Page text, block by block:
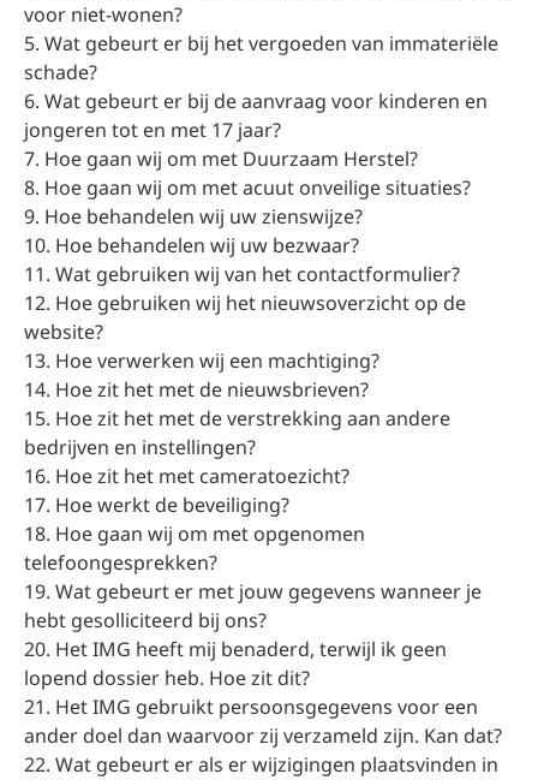
voor niet-wonen?
5. Wat gebeurt er bij het vergoeden van immateriële
schade?
6. Wat gebeurt er bij de aanvraag voor kinderen en
jongeren tot en met 17 jaar?
7. Hoe gaan wij om met Duurzaam Herstel?
8. Hoe gaan wij om met acuut onveilige situaties?
9. Hoe behandelen wij uw zienswijze?
10. Hoe behandelen wij uw bezwaar?
11. Wat gebruiken wij van het contactformulier?
12. Hoe gebruiken wij het nieuwsoverzicht op de
website?
13. Hoe verwerken wij een machtiging?
14. Hoe zit het met de nieuwsbrieven?
15. Hoe zit het met de verstrekking aan andere
bedrijven en instellingen?
16. Hoe zit het met cameratoezicht?
17. Hoe werkt de beveiliging?
18. Hoe gaan wij om met opgenomen
telefoongesprekken?
19. Wat gebeurt er met jouw gegevens wanneer je
hebt gesolliciteerd bij ons?
20. Het IMG heeft mij benaderd, terwijl ik geen
lopend dossier heb. Hoe zit dit?
21. Het IMG gebruikt persoonsgegevens voor een
ander doel dan waarvoor zij verzameld zijn. Kan dat?
22. Wat gebeurt er als er wijzigingen plaatsvinden in